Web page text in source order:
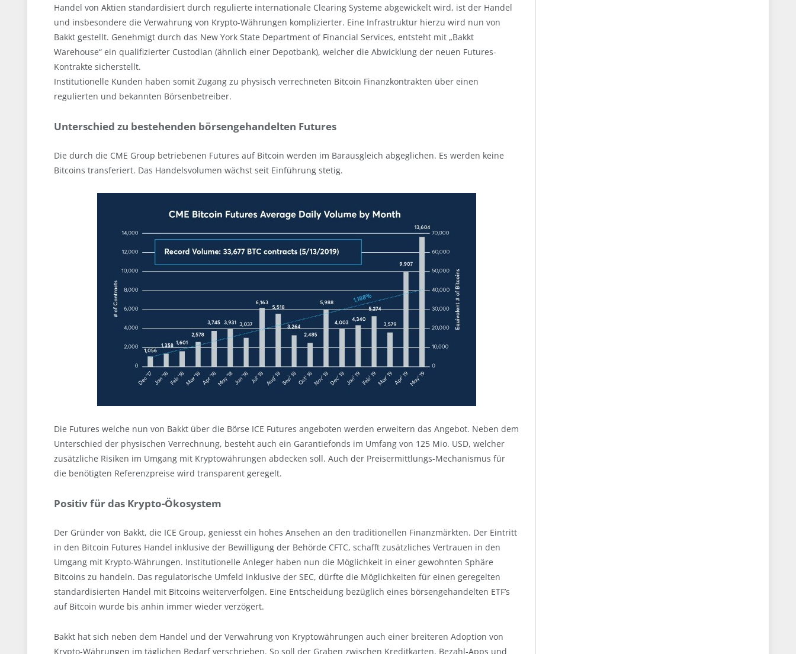
Handel von Aktien standardisiert durch regulierte internationale Clearing Systeme abgewickelt wird, ist der Handel
und insbesondere die Verwahrung von Krypto-Währungen komplizierter. Eine Infrastruktur hierzu wird nun von
Bakkt gestellt. Genehmigt durch das New York State Department of Financial Services, entsteht mit „Bakkt
Warehouse“ ein qualifizierter Custodian (ähnlich einer Depotbank), welcher die Abwicklung der neuen Futures-
Kontrakte sicherstellt.
Institutionelle Kunden haben somit Zugang zu physisch verrechneten Bitcoin Finanzkontrakten über einen
regulierten und bekannten Börsenbetreiber.
Unterschied zu bestehenden börsengehandelten Futures
Die durch die CME Group betriebenen Futures auf Bitcoin werden im Barausgleich abgeglichen. Es werden keine
Bitcoins transferiert. Das Handelsvolumen wächst seit Einführung stetig.
Die Futures welche nun von Bakkt über die Börse ICE Futures angeboten werden erweitern das Angebot. Neben dem
Unterschied der physischen Verrechnung, besteht auch ein Garantiefonds im Umfang von 125 Mio. USD, welcher
zusätzliche Risiken im Umgang mit Kryptowährungen abdecken soll. Auch der Preisermittlungs-Mechanismus für
die benötigten Referenzpreise wird transparent geregelt.
Positiv für das Krypto-Ökosystem
Der Gründer von Bakkt, die ICE Group, geniesst ein hohes Ansehen an den traditionellen Finanzmärkten. Der Eintritt
in den Bitcoin Futures Handel inklusive der Bewilligung der Behörde CFTC, schafft zusätzliches Vertrauen in den
Umgang mit Krypto-Währungen. Institutionelle Anleger haben nun die Möglichkeit in einer gewohnten Sphäre
Bitcoins zu handeln. Das regulatorische Umfeld inklusive der SEC, dürfte die Möglichkeiten für einen geregelten
standardisierten Handel mit Bitcoins weiterverfolgen. Eine Entscheidung bezüglich eines börsengehandelten ETF’s
auf Bitcoin wurde bis anhin immer wieder verzögert.
Bakkt hat sich neben dem Handel und der Verwahrung von Kryptowährungen auch einer breiteren Adoption von
Krypto-Währungen im täglichen Bedarf verschrieben. So soll der Graben zwischen Kreditkarten, Bezahl-Apps und